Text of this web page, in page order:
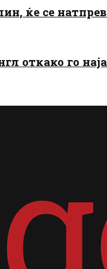
ќе се
откако го